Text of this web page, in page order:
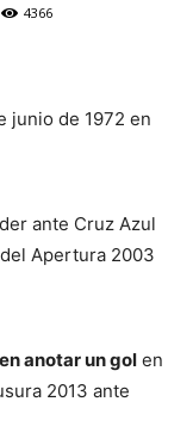
4366
junio de 1972 en
ante Cruz Azul
Apertura 2003
anotar un gol en
2013 ante